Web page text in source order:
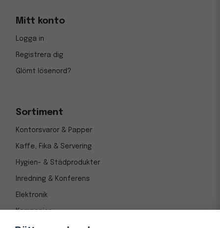
Mitt konto
Logga in
Registrera dig
Glömt lösenord?
Sortiment
Kontorsvaror & Papper
Kaffe, Fika & Servering
Hygien- & Städprodukter
Inredning & Konferens
Elektronik
Kampanjer